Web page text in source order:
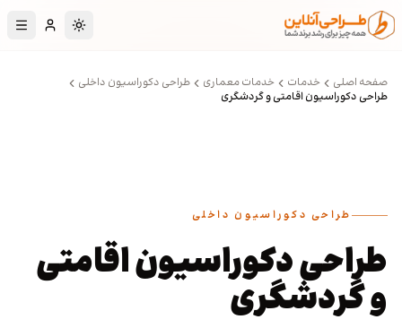
پرش به محتوای اصلی
تغییر به حالت
صفحه اصلی خدمات خدمات معماری
طراحی دکوراسیون داخلی
طراحی دکوراسیون اقامتی و گردشگری
طراحی دکوراسیون داخلی
طراحی دکوراسیون اقامتی
و گردشگری